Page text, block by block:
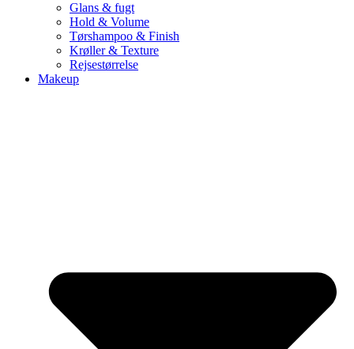
Glans & fugt
Hold & Volume
Tørshampoo & Finish
Krøller & Texture
Rejsestørrelse
Makeup